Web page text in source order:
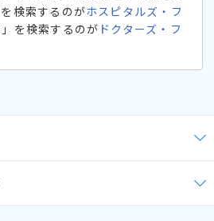
検索するのがホスピタルズ・フ
を検索するのが ドクターズ・フ